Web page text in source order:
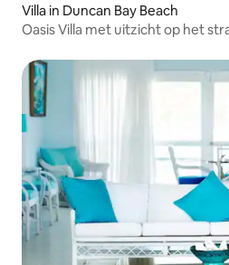
Villa in Duncan Bay Beach
Oasis Villa met uitzicht op het